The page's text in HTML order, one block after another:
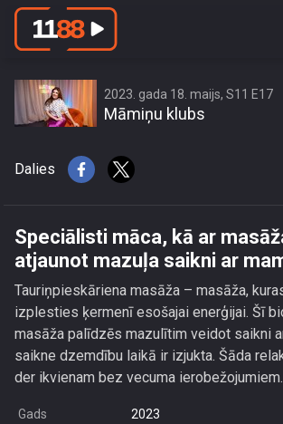
Speciālisti māca, kā ar
2023. gada 18. maijs, S11 E17
Māmiņu klubs
Dalies
Speciālisti māca, kā ar
atjaunot mazuļa saikni ar
Tauriņpieskāriena masāža – masāža,
izplesties ķermenī esošajai enerģijai. Šī
masāža palīdzēs mazulītim veidot saikni
saikne dzemdību laikā ir izjukta. Šāda
der ikvienam bez vecuma ierobežojumiem.
Gads 2023